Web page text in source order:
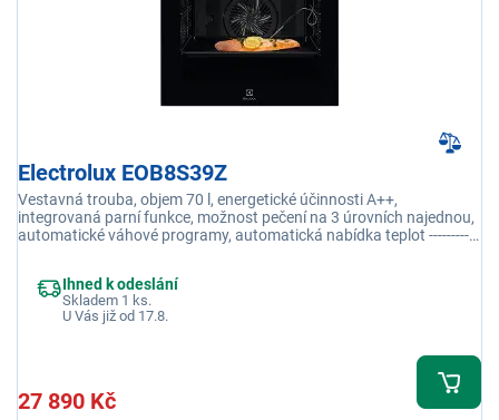
Electrolux EOB8S39Z
Vestavná trouba, objem 70 l, energetické účinnosti A++,
integrovaná parní funkce, možnost pečení na 3 úrovních najednou,
automatické váhové programy, automatická nabídka teplot -----------
Ihned k odeslání
Skladem 1 ks.
U Vás již od 17.8.
27 890 Kč